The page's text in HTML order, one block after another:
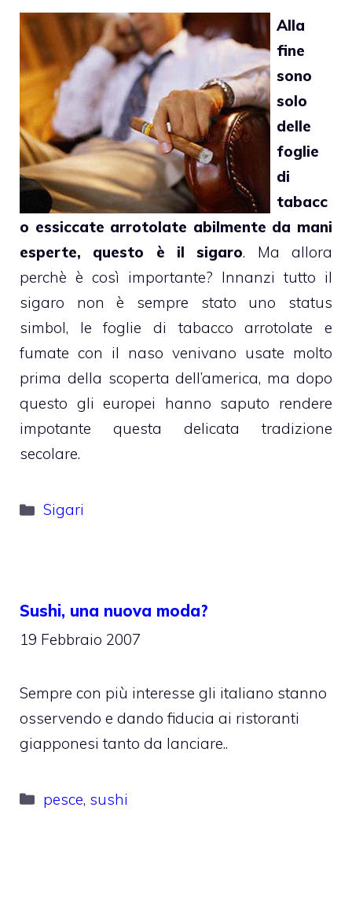
Alla
fine
sono
solo
delle
foglie
di
tabacc
o essiccate arrotolate abilmente da mani
esperte, questo è il sigaro. Ma allora
perchè è così importante? Innanzi tutto il
sigaro non è sempre stato uno status
simbol, le foglie di tabacco arrotolate e
fumate con il naso venivano usate molto
prima della scoperta dell’america, ma dopo
questo gli europei hanno saputo rendere
impotante questa delicata tradizione
secolare.
Categorie
Sigari
Sushi, una nuova moda?
19 Febbraio 2007
Sempre con più interesse gli italiano stanno
osservendo e dando fiducia ai ristoranti
giapponesi tanto da lanciare..
Categorie
pesce, sushi